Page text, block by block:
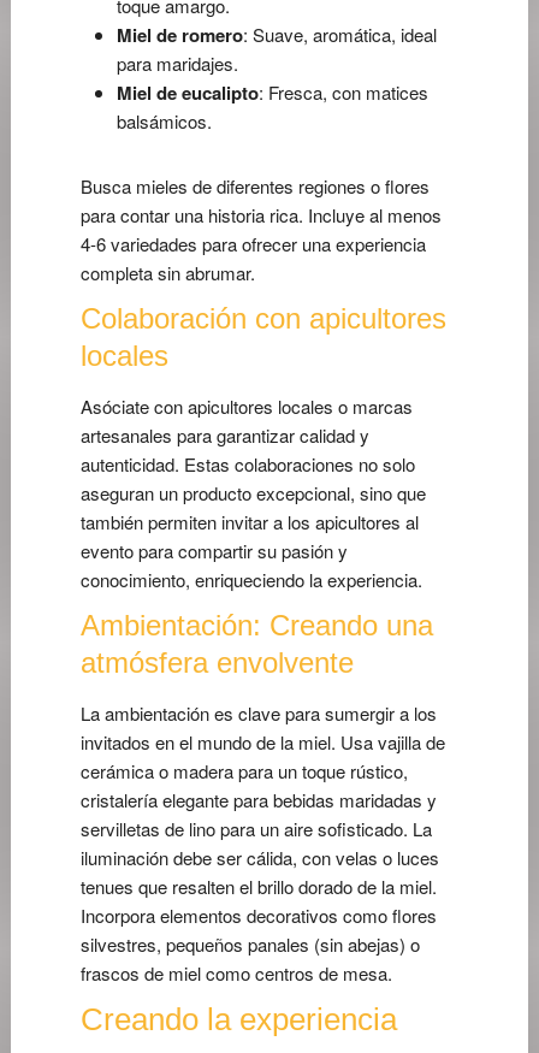
toque amargo.
Miel de romero: Suave, aromática, ideal
para maridajes.
Miel de eucalipto: Fresca, con matices
balsámicos.
Busca mieles de diferentes regiones o flores
para contar una historia rica. Incluye al menos
4-6 variedades para ofrecer una experiencia
completa sin abrumar.
Colaboración con apicultores
locales
Asóciate con apicultores locales o marcas
artesanales para garantizar calidad y
autenticidad. Estas colaboraciones no solo
aseguran un producto excepcional, sino que
también permiten invitar a los apicultores al
evento para compartir su pasión y
conocimiento, enriqueciendo la experiencia.
Ambientación: Creando una
atmósfera envolvente
La ambientación es clave para sumergir a los
invitados en el mundo de la miel. Usa vajilla de
cerámica o madera para un toque rústico,
cristalería elegante para bebidas maridadas y
servilletas de lino para un aire sofisticado. La
iluminación debe ser cálida, con velas o luces
tenues que resalten el brillo dorado de la miel.
Incorpora elementos decorativos como flores
silvestres, pequeños panales (sin abejas) o
frascos de miel como centros de mesa.
Creando la experiencia